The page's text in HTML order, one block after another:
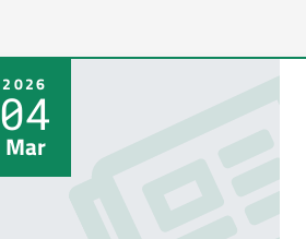
2026
04
Mar